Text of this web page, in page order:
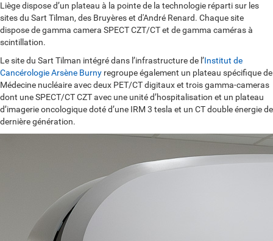
Liège dispose d’un plateau à la pointe de la technologie réparti sur les
sites du Sart Tilman, des Bruyères et d'André Renard. Chaque site
dispose de gamma camera SPECT CZT/CT et de gamma caméras à
scintillation.
Le site du Sart Tilman intégré dans l’infrastructure de l’Institut de
Cancérologie Arsène Burny regroupe également un plateau spécifique de
Médecine nucléaire avec deux PET/CT digitaux et trois gamma-cameras
dont une SPECT/CT CZT avec une unité d’hospitalisation et un plateau
d’imagerie oncologique doté d’une IRM 3 tesla et un CT double énergie de
dernière génération.